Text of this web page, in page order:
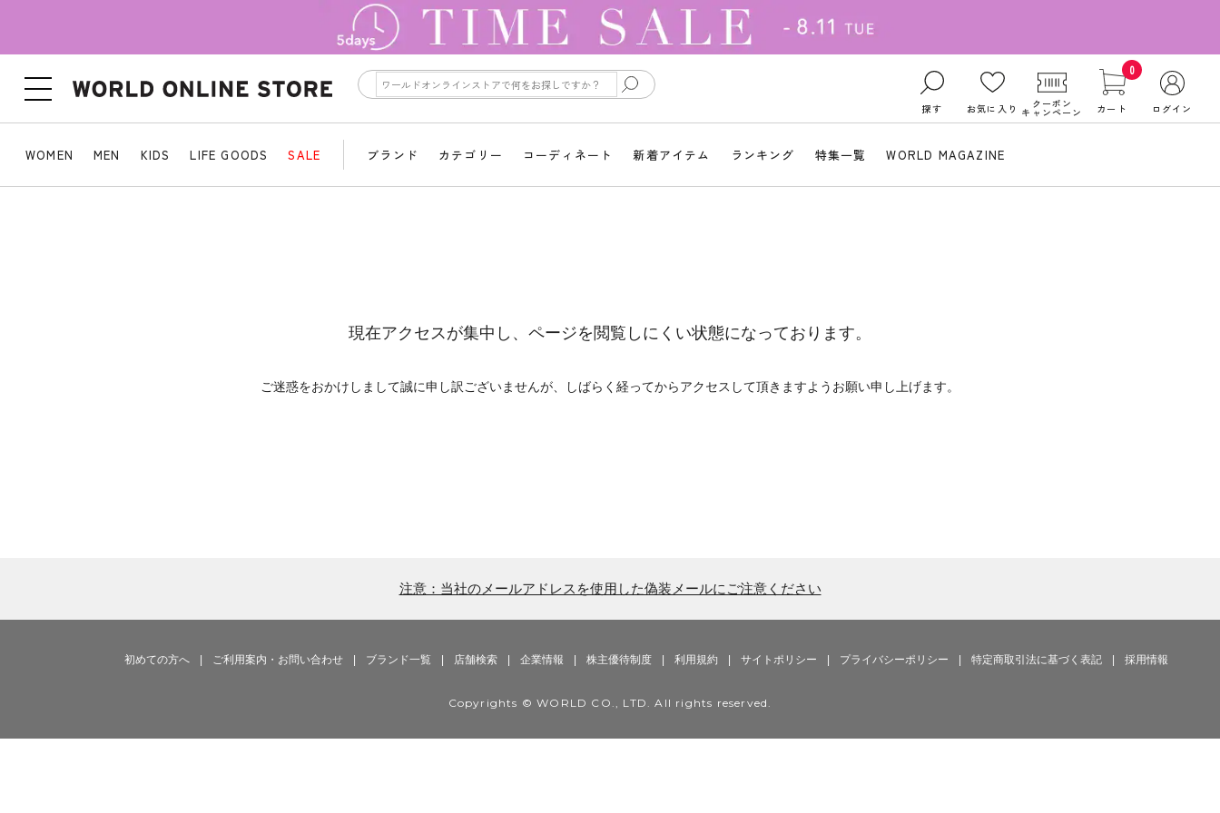
探す お気に入り クーポン
キャンペーン
0
カート ログイン
WOMEN MEN KIDS LIFE GOODS SALE ブランド カテゴリー コーディネート 新着アイテム ランキング 特集一覧 WORLD MAGAZINE
現在アクセスが集中し、ページを閲覧しにくい状態になっております。
ご迷惑をおかけしまして誠に申し訳ございませんが、しばらく経ってからアクセスして頂きますようお願い申し上げます。
注意：当社のメールアドレスを使用した偽装メールにご注意ください
初めての方へ ご利用案内・お問い合わせ ブランド一覧 店舗検索 企業情報 株主優待制度 利用規約 サイトポリシー プライバシーポリシー 特定商取引法に基づく表記 採用情報
Copyrights © WORLD CO., LTD. All rights reserved.